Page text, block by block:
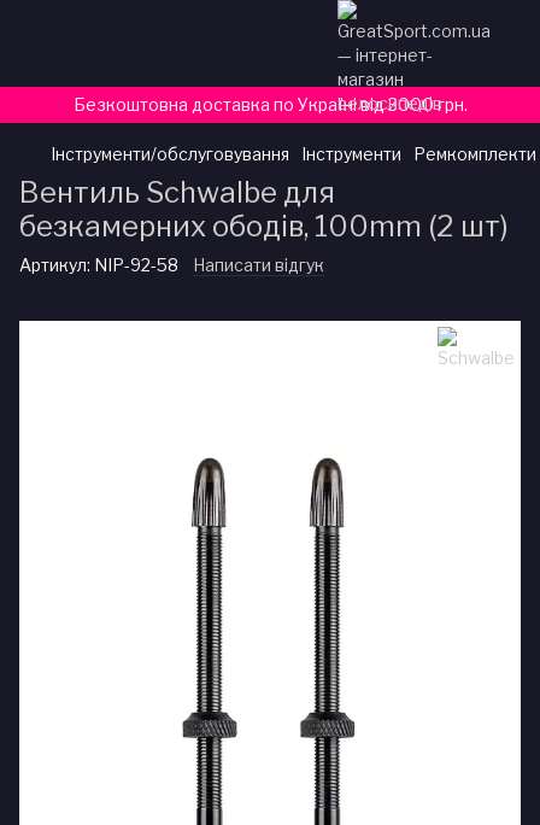
Безкоштовна доставка по Україні від 3000 грн.
Інструменти/обслуговування Інструменти Ремкомплекти
Вентиль Schwalbe для
безкамерних ободів, 100mm (2 шт)
Артикул: NIP-92-58 Написати відгук